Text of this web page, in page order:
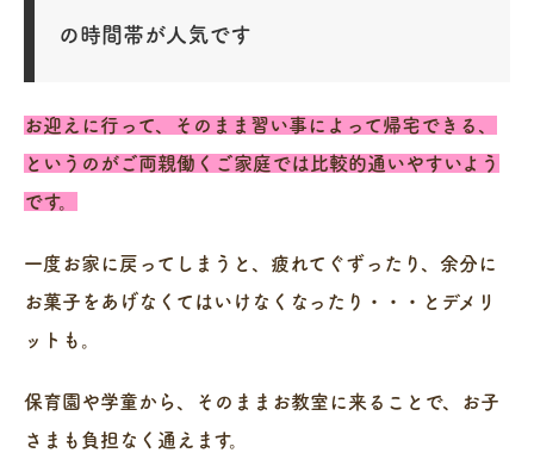
の時間帯が人気です
お迎えに行って、そのまま習い事によって帰宅できる、
というのがご両親働くご家庭では比較的通いやすいよう
です。
一度お家に戻ってしまうと、疲れてぐずったり、余分に
お菓子をあげなくてはいけなくなったり・・・とデメリ
ットも。
保育園や学童から、そのままお教室に来ることで、お子
さまも負担なく通えます。